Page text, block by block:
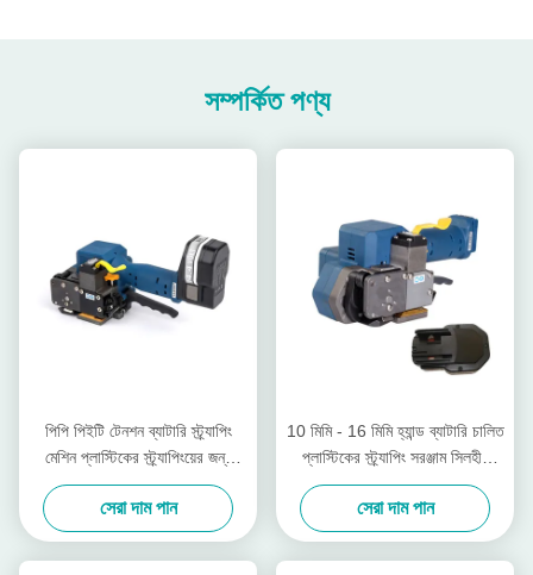
সম্পর্কিত পণ্য
পিপি পিইটি টেনশন ব্যাটারি স্ট্র্যাপিং
মেশিন প্লাস্টিকের স্ট্র্যাপিংয়ের জন্য
3000 এন টেনশন
সেরা দাম পান
10 মিমি - 16 মিমি হ্যান্ড ব্যাটারি চালিত
প্লাস্টিকের স্ট্র্যাপিং সরঞ্জাম সিলহীন
ওয়্যারলেস ম্যানুয়াল প্যালেট স্ট্র্যাপার
সেরা দাম পান